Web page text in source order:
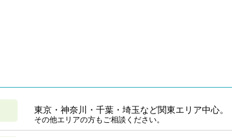
東京・神奈川・千葉・埼玉など関東エリア中心。
その他エリアの方もご相談ください。